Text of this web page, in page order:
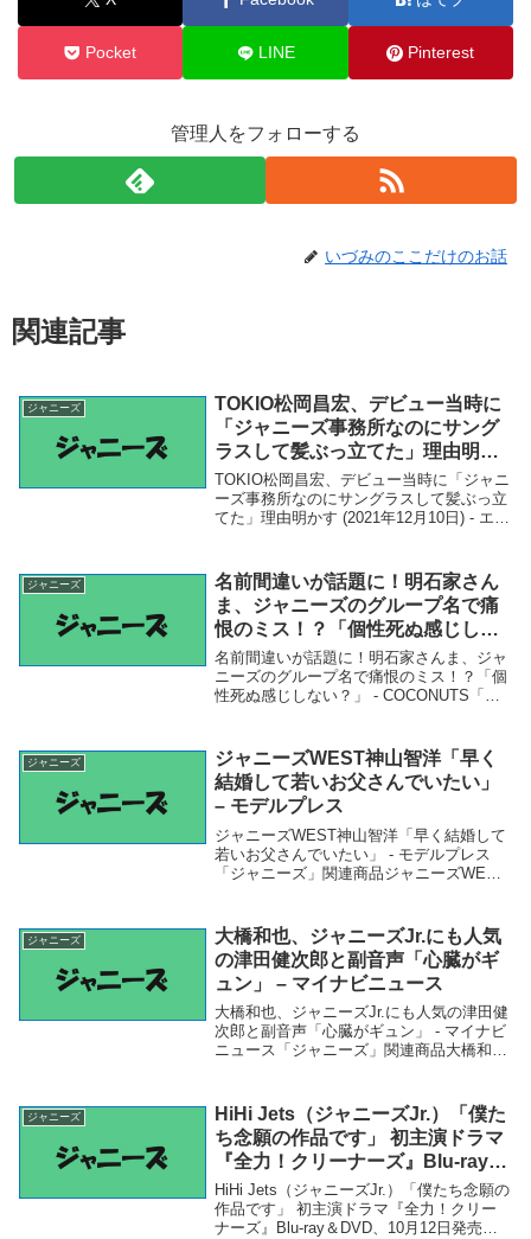
Pocket LINE Pinterest
管理人をフォローする
いづみのここだけのお話
関連記事
ジャニーズ
TOKIO松岡昌宏、デビュー当時に
「ジャニーズ事務所なのにサング
ラスして髪ぶっ立てた」理由明か
す (2021年12月10日) – エキサイト
ニュース
TOKIO松岡昌宏、デビュー当時に「ジャニ
ーズ事務所なのにサングラスして髪ぶっ立
てた」理由明かす (2021年12月10日) - エキ
ーズ事務所なのにサングラスし...
ジャニーズ
名前間違いが話題に！明石家さん
ま、ジャニーズのグループ名で痛
恨のミス！？「個性死ぬ感じしな
い？」 – COCONUTS
名前間違いが話題に！明石家さんま、ジャ
ニーズのグループ名で痛恨のミス！？「個
性死ぬ感じしない？」 - COCONUTS「ジ
痛恨のミス！？「個性死ぬ感じしない？」
-...
ジャニーズ
ジャニーズWEST神山智洋「早く
結婚して若いお父さんでいたい」
– モデルプレス
ジャニーズWEST神山智洋「早く結婚して
若いお父さんでいたい」 - モデルプレス
「ジャニーズ」関連商品ジャニーズWEST
山智洋「早く結婚して若いお父さんでい...
ジャニーズ
大橋和也、ジャニーズJr.にも人気
の津田健次郎と副音声「心臓がギ
ュン」 – マイナビニュース
大橋和也、ジャニーズJr.にも人気の津田健
次郎と副音声「心臓がギュン」 - マイナビ
ニュース「ジャニーズ」関連商品大橋和
ス 大橋和也、ジャニーズJr.にも人...
ジャニーズ
HiHi Jets（ジャニーズJr.）「僕た
ち念願の作品です」 初主演ドラマ
『全力！クリーナーズ』Blu-ray＆
DVD、10月12日発売：マピオンニ
ュース – Mapionニュース：映画
HiHi Jets（ジャニーズJr.）「僕たち念願の
作品です」 初主演ドラマ『全力！クリー
ナーズ』Blu-ray＆DVD、10月12日発売：